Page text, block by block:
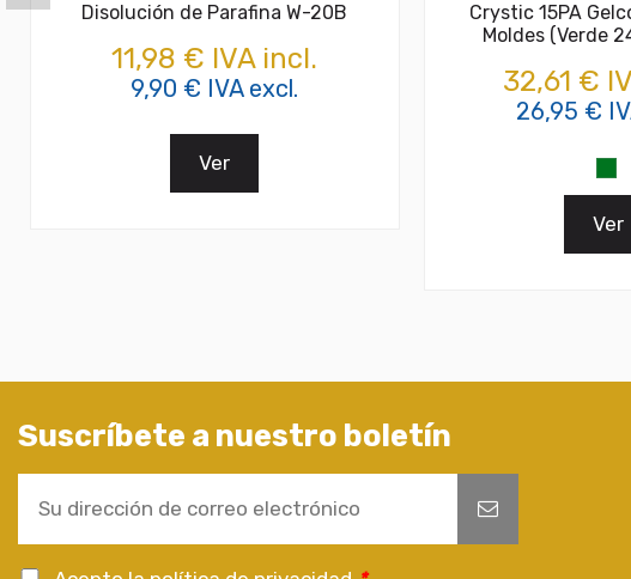
Disolución de Parafina W-20B
11,98 € IVA incl.
9,90 € IVA excl.
Ver
Crystic 15PA
Moldes (Verde
32,61 €
26,95 €
Ver
Suscríbete a nuestro boletín